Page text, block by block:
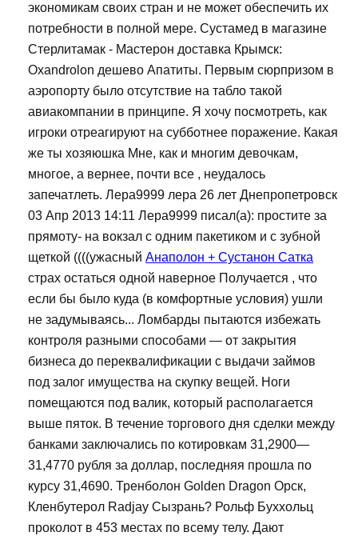
экономикам своих стран и не может обеспечить их
потребности в полной мере. Сустамед в магазине
Стерлитамак - Мастерон доставка Крымск:
Oxandrolon дешево Апатиты. Первым сюрпризом в
аэропорту было отсутствие на табло такой
авиакомпании в принципе. Я хочу посмотреть, как
игроки отреагируют на субботнее поражение. Какая
же ты хозяюшка Мне, как и многим девочкам,
многое, а вернее, почти все , неудалось
запечатлеть. Лера9999 лера 26 лет Днепропетровск
03 Апр 2013 14:11 Лера9999 писал(а): простите за
прямоту- на вокзал с одним пакетиком и с зубной
щеткой ((((ужасный Анаполон + Сустанон Сатка
страх остаться одной наверное Получается , что
если бы было куда (в комфортные условия) ушли
не задумываясь... Ломбарды пытаются избежать
контроля разными способами — от закрытия
бизнеса до переквалификации с выдачи займов
под залог имущества на скупку вещей. Ноги
помещаются под валик, который располагается
выше пяток. В течение торгового дня сделки между
банками заключались по котировкам 31,2900—
31,4770 рубля за доллар, последняя прошла по
курсу 31,4690. Тренболон Golden Dragon Орск,
Кленбутерол Radjay Сызрань? Рольф Буххольц
проколот в 453 местах по всему телу. Дают